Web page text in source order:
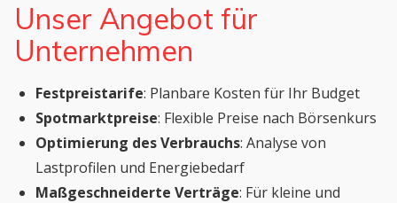
Unser Angebot für
Unternehmen
Festpreistarife: Planbare Kosten für Ihr Budget
Spotmarktpreise: Flexible Preise nach Börsenkurs
Optimierung des Verbrauchs: Analyse von
Lastprofilen und Energiebedarf
Maßgeschneiderte Verträge: Für kleine und